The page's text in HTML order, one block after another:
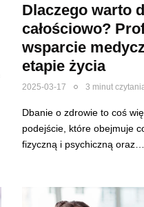
Dlaczego warto
całościowo?
wsparcie
etapie życia
2025-03-17 3 minut
Dbanie o zdrowie to coś
podejście, które obejmuje
fizyczną i psychiczną oraz…